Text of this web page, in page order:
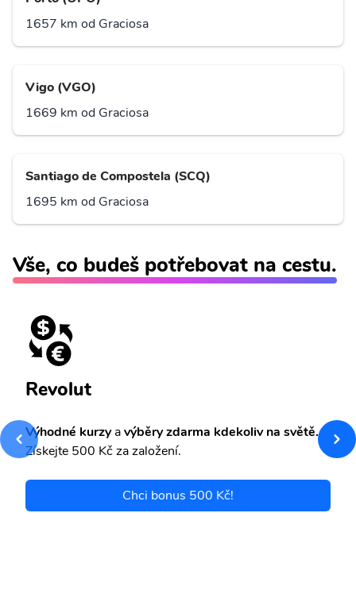
1657 km od Graciosa
Vigo (VGO)
1669 km od Graciosa
Santiago de Compostela (SCQ)
1695 km od Graciosa
Vše, co budeš potřebovat na cestu.
Revolut
Výhodné kurzyavýběry zdarma kdekoliv na světě.
Získejte 500 Kč za založení.
Chci bonus 500 Kč!